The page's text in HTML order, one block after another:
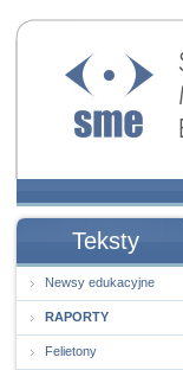
Społeczny
Edukacji
Teksty
Newsy edukacyjne
RAPORTY
Felietony